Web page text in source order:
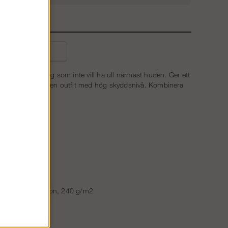
för dig som inte vill ha ull närmast huden. Ger ett
första lagret i en outfit med hög skyddsnivå. Kombinera
2 % beltron, 240 g/m2